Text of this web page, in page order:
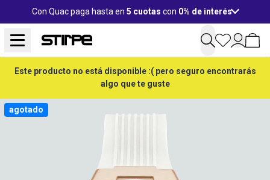
Con Quac paga hasta en 5 cuotas con 0% de interés
Este producto no está disponible :( pero seguro encontrarás
algo que te guste
agotado